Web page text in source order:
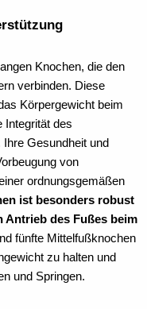
Knochen, die den
verbinden. Diese
Körpergewicht beim
Integrität des
Gesundheit und
von
ordnungsgemäßen
ist besonders robust
Antrieb des Fußes beim
fünfte Mittelfußknochen
zu halten und
und Springen.